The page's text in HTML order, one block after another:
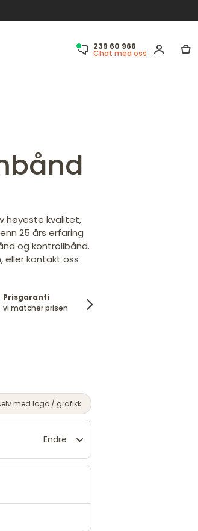
239 60 966
Chat med oss
høyeste kvalitet,
25 års erfaring
og kontrollbånd.
eller kontakt oss
Prisgaranti
vi matcher prisen
med logo / grafikk
Endre